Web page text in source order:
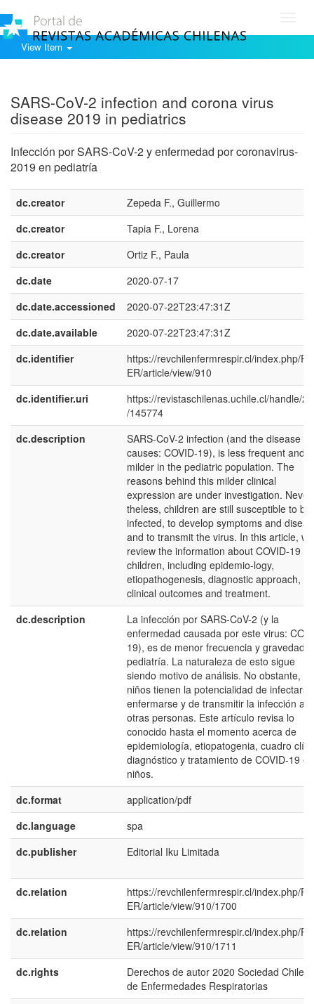
View Item
SARS-CoV-2 infection and corona virus
disease 2019 in pediatrics
Infección por SARS-CoV-2 y enfermedad por coronavirus-
2019 en pediatría
dc.creator
Zepeda F., Guillermo
dc.creator
Tapia F., Lorena
dc.creator
Ortiz F., Paula
dc.date
2020-07-17
dc.date.accessioned
2020-07-22T23:47:31Z
dc.date.available
2020-07-22T23:47:31Z
dc.identifier
https://revchilenfermrespir.cl/index.php/
ER/article/view/910
dc.identifier.uri
https://revistaschilenas.uchile.cl/handle/
/145774
dc.description
SARS-CoV-2 infection (and the disease it
causes: COVID-19), is less frequent and
milder in the pediatric population. The
reasons behind this milder clinical
expression are under investigation. Never-
theless, children are still susceptible to be
infected, to develop symptoms and
and to transmit the virus. In this article, we
review the information about COVID-19 in
children, including epidemio-logy,
etiopathogenesis, diagnostic approach,
clinical outcomes and treatment.
dc.description
La infección por SARS-CoV-2 (y la
enfermedad causada por este virus:
19), es de menor frecuencia y gravedad
pediatría. La naturaleza de esto sigue
siendo motivo de análisis. No obstante,
niños tienen la potencialidad de
enfermarse y de transmitir la infección a
otras personas. Este artículo revisa lo
conocido hasta el momento acerca de
epidemiología, etiopatogenia, cuadro
diagnóstico y tratamiento de COVID-19 en
niños.
dc.format
application/pdf
dc.language
spa
dc.publisher
Editorial Iku Limitada
dc.relation
https://revchilenfermrespir.cl/index.php/
ER/article/view/910/1700
dc.relation
https://revchilenfermrespir.cl/index.php/
ER/article/view/910/1711
dc.rights
Derechos de autor 2020 Sociedad
de Enfermedades Respiratorias